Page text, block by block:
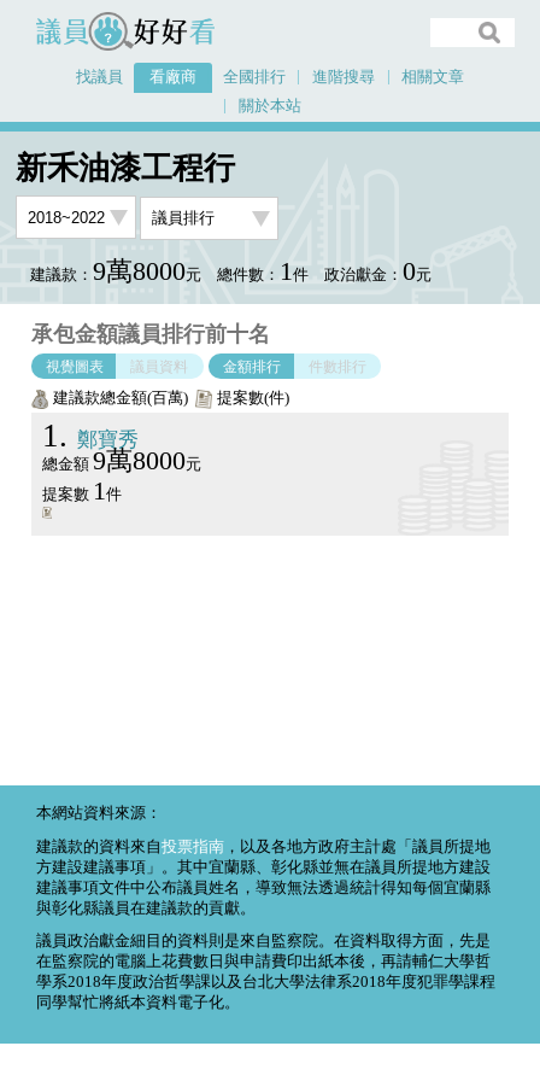
議員好好看
找議員 看廠商 全國排行 進階搜尋
相關文章
關於本站
新禾油漆工程行
建議款： 9萬8000元 總件數： 1件 政治獻金： 0元
承包金額議員排行前十名
視覺圖表 議員資料 金額排行 件數排行
建議款總金額(百萬) 提案數(件)
1 鄭寶秀
總金額 9萬8000元
提案數 1件
本網站資料來源：
建議款的資料來自投票指南 ，以及各地方政府主計處「議員所提地
方建設建議事項」。其中宜蘭縣、彰化縣並無在議員所提地方建設
建議事項文件中公布議員姓名，導致無法透過統計得知每個宜蘭縣
與彰化縣議員在建議款的貢獻。
議員政治獻金細目的資料則是來自監察院。在資料取得方面，先是
在監察院的電腦上花費數日與申請費印出紙本後，再請輔仁大學哲
學系2018年度政治哲學課以及台北大學法律系2018年度犯罪學課程
同學幫忙將紙本資料電子化。